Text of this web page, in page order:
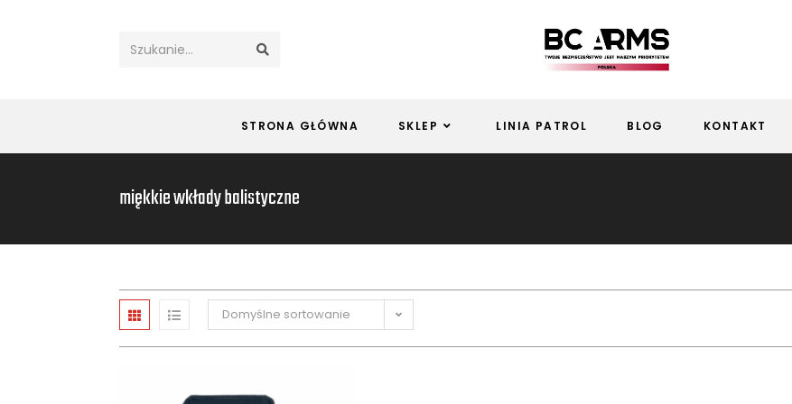
Szukanie...
STRONA GŁÓWNA SKLEP LINIA PATROL BLOG KONTAKT
miękkie wkłady balistyczne
Domyślne sortowanie